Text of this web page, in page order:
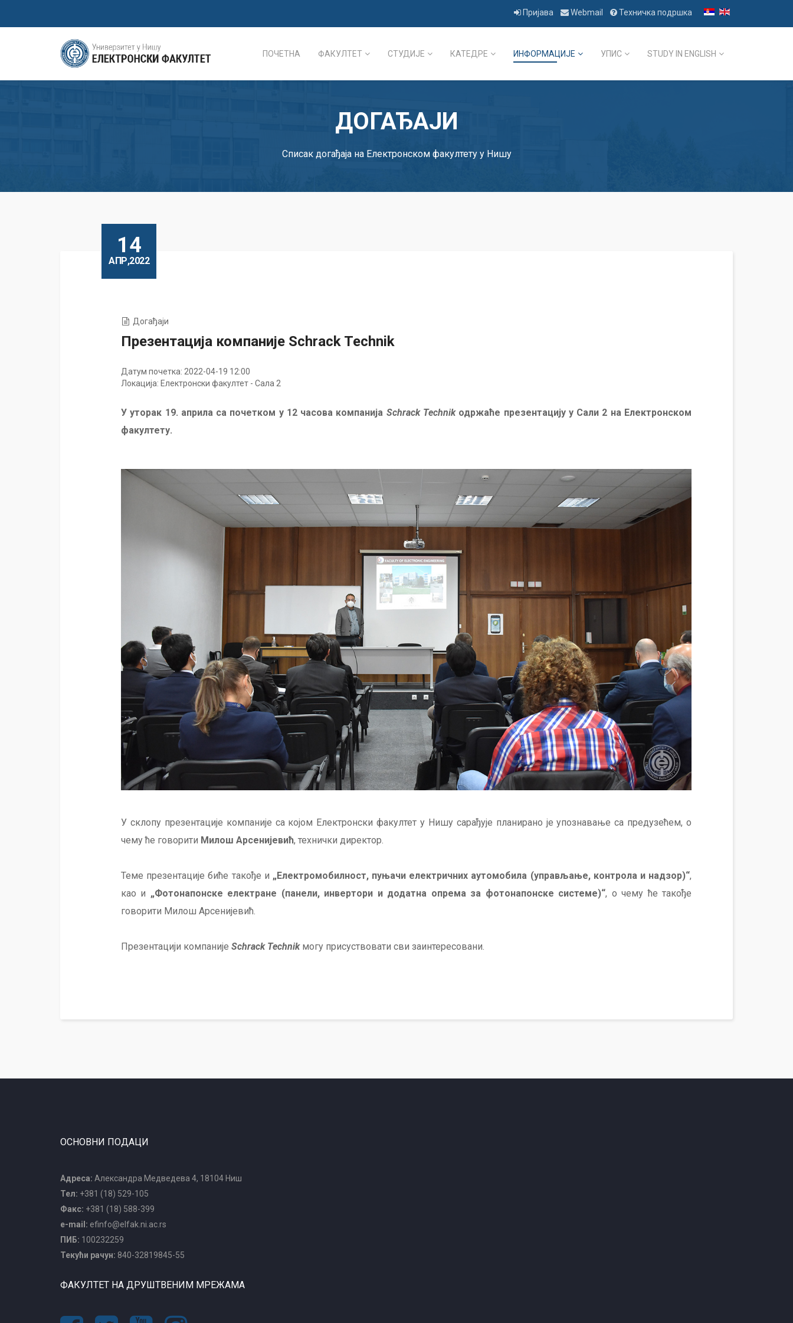
Пријава Webmail Техничка подршка
ПОЧЕТНА ФАКУЛТЕТ СТУДИЈЕ КАТЕДРЕ ИНФОРМАЦИЈЕ УПИС STUDY IN ENGLISH
ДОГАЂАЈИ
Списак догађаја на Електронском факултету у Нишу
14
АПР,2022
Догађаји
Презентација компаније Schrack Technik
Датум почетка: 2022-04-19 12:00
Локација: Електронски факултет - Сала 2
У уторак 19. априла са почетком у 12 часова компанија Schrack Technikодржаће презентацију у Сали 2 на Електронском
факултету.
У склопу презентације компаније са којом Електронски факултет у Нишу сарађује планирано је упознавање са предузећем, о
чему ће говорити Милош Арсенијевић, технички директор.
Теме презентације биће такође и „Електромобилност, пуњачи електричних аутомобила (управљање, контрола и надзор)“,
као и „Фотонапонске електране (панели, инвертори и додатна опрема за фотонапонске системе)“, о чему ће такође
говорити Милош Арсенијевић.
Презентацији компаније Schrack Technikмогу присуствовати сви заинтересовани.
ОСНОВНИ ПОДАЦИ
Адреса: Александра Медведева 4, 18104 Ниш
Тел: +381 (18) 529-105
Факс: +381 (18) 588-399
e-mail: efinfo@elfak.ni.ac.rs
ПИБ: 100232259
Текући рачун: 840-32819845-55
ФАКУЛТЕТ НА ДРУШТВЕНИМ МРЕЖАМА